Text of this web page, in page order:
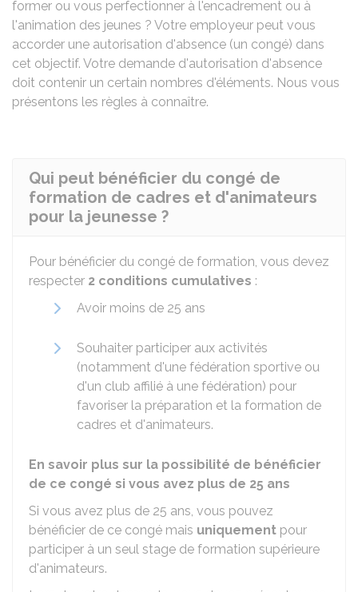
former ou vous perfectionner à l'encadrement ou à
l'animation des jeunes ? Votre employeur peut vous
accorder une autorisation d'absence (un congé) dans
cet objectif. Votre demande d'autorisation d'absence
doit contenir un certain nombres d'éléments. Nous vous
présentons les règles à connaître.
Qui peut bénéficier du congé de
formation de cadres et d'animateurs
pour la jeunesse ?
Pour bénéficier du congé de formation, vous devez
respecter 2 conditions cumulatives :
Avoir moins de 25 ans
Souhaiter participer aux activités
(notamment d'une fédération sportive ou
d'un club affilié à une fédération) pour
favoriser la préparation et la formation de
cadres et d'animateurs.
En savoir plus sur la possibilité de bénéficier
de ce congé si vous avez plus de 25 ans
Si vous avez plus de 25 ans, vous pouvez
bénéficier de ce congé mais uniquement pour
participer à un seul stage de formation supérieure
d'animateurs.